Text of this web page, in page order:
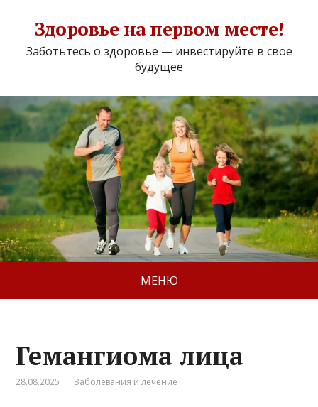
Здоровье на первом месте!
Заботьтесь о здоровье — инвестируйте в свое
будущее
МЕНЮ
Гемангиома лица
28.08.2025 Заболевания и лечение